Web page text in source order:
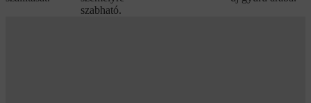
szabható.